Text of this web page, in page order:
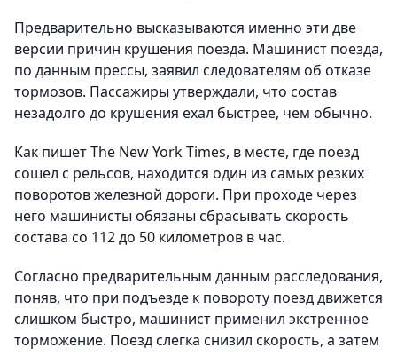
Предварительно высказываются именно эти две
версии причин крушения поезда. Машинист поезда,
по данным прессы, заявил следователям об отказе
тормозов. Пассажиры утверждали, что состав
незадолго до крушения ехал быстрее, чем обычно.
Как пишет The New York Times, в месте, где поезд
сошел с рельсов, находится один из самых резких
поворотов железной дороги. При проходе через
него машинисты обязаны сбрасывать скорость
состава со 112 до 50 километров в час.
Согласно предварительным данным расследования,
поняв, что при подъезде к повороту поезд движется
слишком быстро, машинист применил экстренное
торможение. Поезд слегка снизил скорость, а затем